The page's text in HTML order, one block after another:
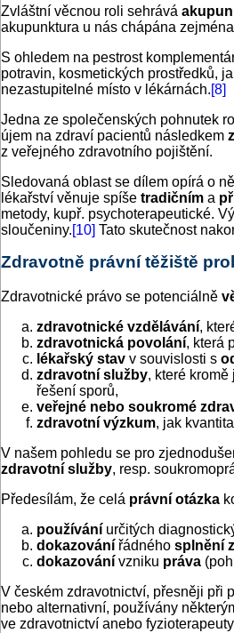
Zvláštní věcnou roli sehrává
akupunktura u nás chápána
S ohledem na pestrost
potravin, kosmetických prostředků,
nezastupitelné místo v lékárnách.[8]
Jedna ze společenských pohnutek
újem na zdraví pacientů následkem
z veřejného zdravotního pojištění.
Sledovaná oblast se dílem opírá o
lékařství věnuje spíše tradičním a
metody, kupř. psychoterapeutické.
sloučeniny.[10] Tato skutečnost
Zdravotně právní těžiště
Zdravotnické právo se potenciálně
zdravotnické vzdělávání,
zdravotnická povolání, která
lékařský stav v souvislosti s
zdravotní služby, které
řešení sporů,
veřejné nebo soukromé
zdravotní výzkum, jak
V našem pohledu se pro
zdravotní služby, resp.
Předesílám, že celá právní otázka
používání určitých
dokazování řádného splnění
dokazování vzniku práva
V českém zdravotnictví, přesněji při
nebo alternativní, používány
ve zdravotnictví anebo